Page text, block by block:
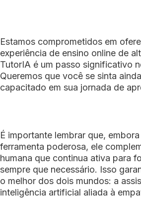
Estamos comprometidos em
experiência de ensino online de
TutorIA é um passo significativo
Queremos que você se sinta
capacitado em sua jornada de
É importante lembrar que,
ferramenta poderosa, ele
humana que continua ativa para
sempre que necessário. Isso
o melhor dos dois mundos: a
inteligência artificial aliada à